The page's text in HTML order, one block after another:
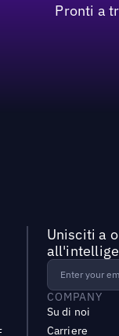
Pronti a
Unisciti a
COMPANY
Su di noi
Carriere